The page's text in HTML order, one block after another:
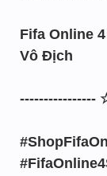
Fifa Online
Vô Địch